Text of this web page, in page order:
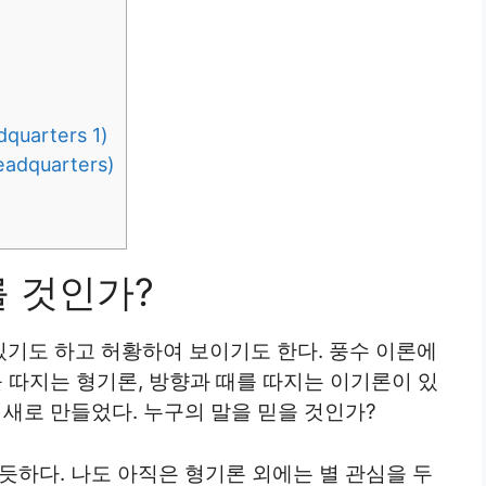
1)
것인가?
도 하고 허황하여 보이기도 한다. 풍수 이론에
지는 형기론, 방향과 때를 따지는 이기론이 있
로 만들었다. 누구의 말을 믿을 것인가?
하다. 나도 아직은 형기론 외에는 별 관심을 두